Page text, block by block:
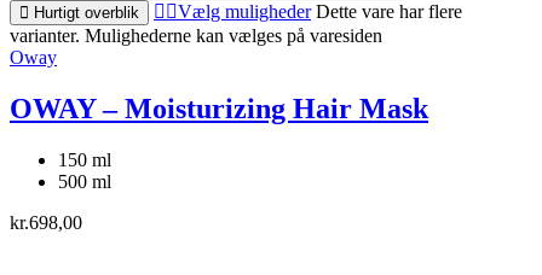
Hurtigt overblik
Vælg muligheder Dette vare har flere
varianter. Mulighederne kan vælges på varesiden
Oway
OWAY – Moisturizing Hair Mask
150 ml
500 ml
kr.698,00